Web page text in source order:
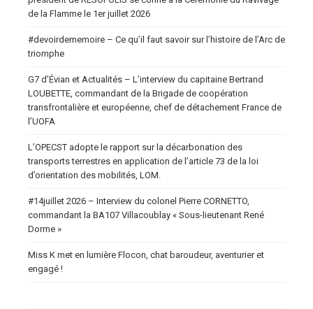
de la Flamme le 1er juillet 2026
#devoirdememoire – Ce qu’il faut savoir sur l’histoire de l’Arc de
triomphe
G7 d’Évian et Actualités – L’interview du capitaine Bertrand
LOUBETTE, commandant de la Brigade de coopération
transfrontalière et européenne, chef de détachement France de
l’UOFA
L’OPECST adopte le rapport sur la décarbonation des
transports terrestres en application de l’article 73 de la loi
d’orientation des mobilités, LOM.
#14juillet 2026 – Interview du colonel Pierre CORNETTO,
commandant la BA107 Villacoublay « Sous-lieutenant René
Dorme »
Miss K met en lumière Flocon, chat baroudeur, aventurier et
engagé !